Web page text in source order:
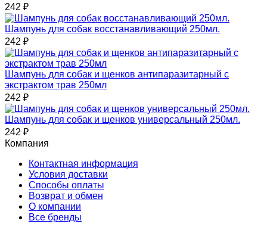
242 ₽
Шампунь для собак восстанавливающий 250мл.
242 ₽
Шампунь для собак и щенков антипаразитарный с
экстрактом трав 250мл
242 ₽
Шампунь для собак и щенков универсальный 250мл.
242 ₽
Компания
Контактная информация
Условия доставки
Способы оплаты
Возврат и обмен
О компании
Все бренды